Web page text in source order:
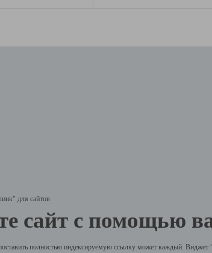
для сайтов
сайт с помощью
полностью индексируемую ссылку может каждый.